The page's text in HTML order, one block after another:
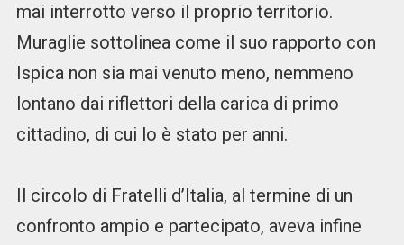
mai interrotto verso il proprio territorio.
Muraglie sottolinea come il suo rapporto con
Ispica non sia mai venuto meno, nemmeno
lontano dai riflettori della carica di primo
cittadino, di cui lo è stato per anni.
Il circolo di Fratelli d’Italia, al termine di un
confronto ampio e partecipato, aveva infine